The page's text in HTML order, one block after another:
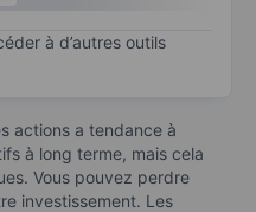
à d’autres outils
actions a tendance à
à long terme, mais cela
Vous pouvez perdre
investissement. Les